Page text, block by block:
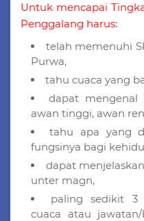
Untuk mencapai
Penggalang harus:
telah memenuhi
Purwa,
tahu cuaca yang
dapat mengenal
awan tinggi, awan
tahu apa yang
fungsinya bagi
dapat
unter magn,
paling sedikit 3
cuaca atau